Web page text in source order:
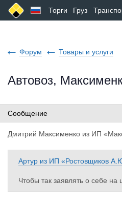
Торги Груз
Форум Товары и услуги
Автовоз,
Сообщение
Дмитрий Максименко из ИП
Артур из ИП «Ростовщиков
Чтобы так заявлять о себе
ристально честным,